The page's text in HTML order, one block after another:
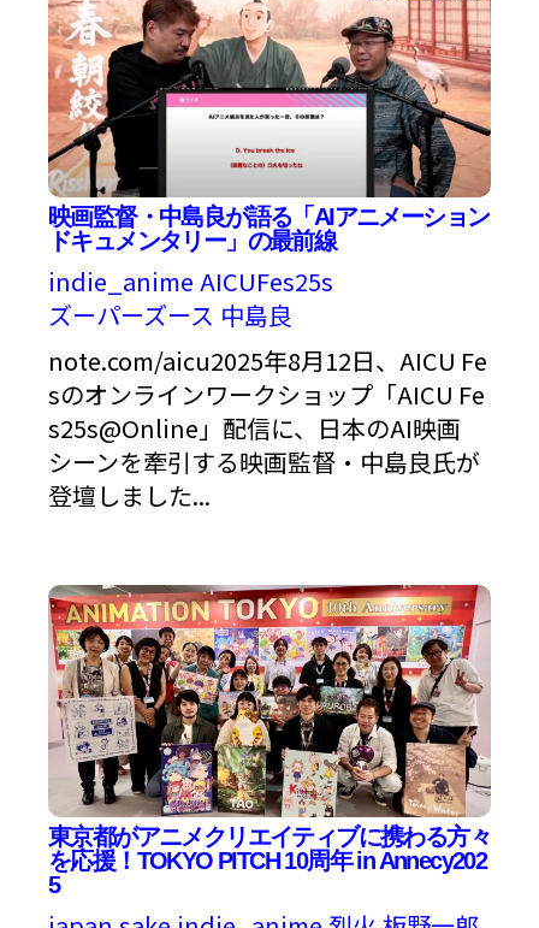
映画監督・中島良が語る「AIアニメーション
ドキュメンタリー」の最前線
indie_anime AICUFes25s
ズーパーズース 中島良
note.com/aicu2025年8月12日、AICU Fe
sのオンラインワークショップ「AICU Fe
s25s@Online」配信に、日本のAI映画
シーンを牽引する映画監督・中島良氏が
登壇しました...
東京都がアニメクリエイティブに携わる方々
を応援！TOKYO PITCH 10周年 in Annecy202
5